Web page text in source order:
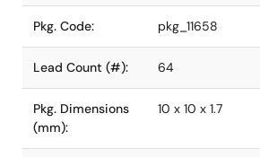
Pkg. Code: pkg_11658
Lead Count (#): 64
Pkg. Dimensions
(mm):
10 x 10 x 1.7